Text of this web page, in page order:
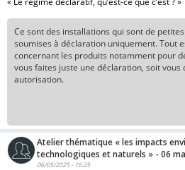
Ce sont des installations qui sont de
soumises à déclaration uniquement. Tout
concernant les produits notamment pour
vous faites juste une déclaration, soit vous
autorisation.
Atelier thématique « les impacts
technologiques et naturels » - 06
06/05/2025 - 16:25